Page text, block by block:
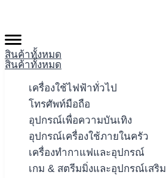
สินค้าทั้งหมด
สินค้าทั้งหมด
เครื่องใช้ไฟฟ้าทั่วไป
โทรศัพท์มือถือ
อุปกรณ์เพื่อความบันเทิง
อุปกรณ์เครื่องใช้ภายในครัว
เครื่องทำกาแฟและอุปกรณ์
เกม & สตรีมมิ่งและอุปกรณ์เสริม